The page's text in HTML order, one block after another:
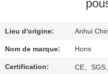
DE
QUALITÉ
Lieu d'origine: Anhui
Nom de marque: Hons
Certification: CE、SGS